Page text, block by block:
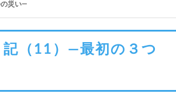
の災い—
（11）—最初の３つ